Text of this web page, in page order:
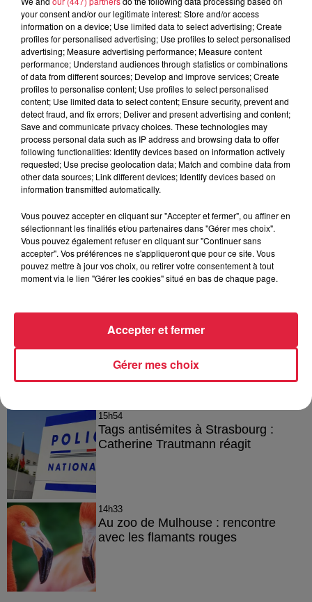
animera la Piscine, tandis qu'un week-end street art sera
proposé début février avec l'association Le Mur. On peut y
ajouter lasoirée St-Valentin ou encore les soirées
lampe-torchequi promettent de belles émotions.
......................................................
A lire également :
A Colmar pour se marrer
Le Noël très instagrammable de Colmar
Publié : 11 novembre 2023 à 6h30 - Modifié : 30 octobre
A lire aussi
16h00
À Hoerdt, de l’eau brune sort des
robinets
15h54
Tags antisémites à Strasbourg :
Catherine Trautmann réagit
14h33
Au zoo de Mulhouse : rencontre
avec les flamants rouges
your consent and/or our legitimate interest: Store and/or access
information on a device; Use limited data to select advertising; Create
profiles for personalised advertising; Use profiles to select personalised
advertising; Measure advertising performance; Measure content
performance; Understand audiences through statistics or combinations
of data from different sources; Develop and improve services; Create
profiles to personalise content; Use profiles to select personalised
content; Use limited data to select content; Ensure security, prevent and
detect fraud, and fix errors; Deliver and present advertising and content;
Save and communicate privacy choices. These technologies may
process personal data such as IP address and browsing data to offer
following functionalities: Identify devices based on information actively
requested; Use precise geolocation data; Match and combine data from
other data sources; Link different devices; Identify devices based on
information transmitted automatically.
Vous pouvez accepter en cliquant sur "Accepter et fermer", ou affiner en
sélectionnant les finalités et/ou partenaires dans "Gérer mes choix".
Vous pouvez également refuser en cliquant sur "Continuer sans
accepter". Vos préférences ne s'appliqueront que pour ce site. Vous
pouvez mettre à jour vos choix, ou retirer votre consentement à tout
moment via le lien "Gérer les cookies" situé en bas de chaque page.
Gérer mes choix
Accepter et fermer